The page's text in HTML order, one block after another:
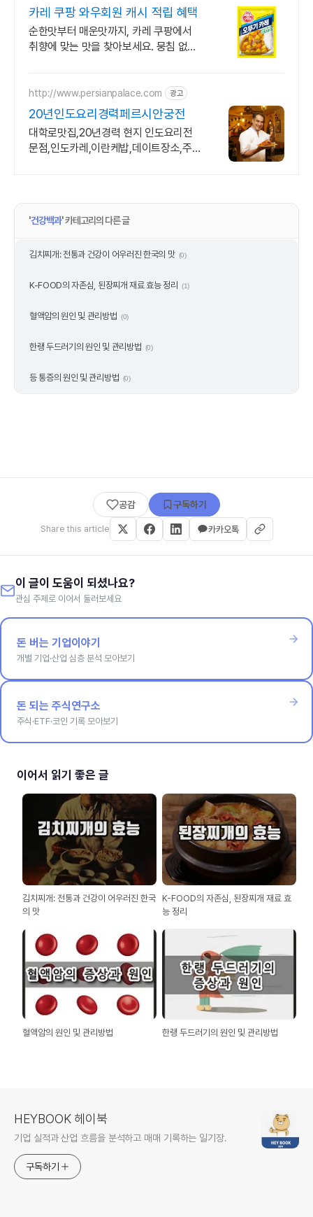
카레 쿠팡 와우회원 캐시 적립 혜택
순한맛부터 매운맛까지, 카레 쿠팡에서
취향에 맞는 맛을 찾아보세요. 뭉침 없이
http://www.persianpalace.com 광고
20년인도요리경력페르시안궁전
대학로맛집,20년경력 현지 인도요리전
문점,인도카레,이란케밥,데이트장소,주
'건강백과' 카테고리의 다른 글
김치찌개: 전통과 건강이 어우러진 한국의 맛 (0)
K-FOOD의 자존심, 된장찌개 재료 효능 정리 (1)
혈액암의 원인 및 관리방법 (0)
한랭 두드러기의 원인 및 관리방법 (0)
등 통증의 원인 및 관리방법 (0)
공감 구독하기
Share this article 카카오톡
이 글이 도움이 되셨나요?
관심 주제로 이어서 둘러보세요
돈 버는 기업이야기
개별 기업·산업 심층 분석 모아보기
돈 되는 주식연구소
주식·ETF·코인 기록 모아보기
이어서 읽기 좋은 글
김치찌개: 전통과 건강이 어우러진 한국
의 맛
K-FOOD의 자존심, 된장찌개 재료 효
능 정리
혈액암의 원인 및 관리방법 한랭 두드러기의 원인 및 관리방법
HEYBOOK 헤이북
기업 실적과 산업 흐름을 분석하고 매매 기록하는 일기장.
구독하기